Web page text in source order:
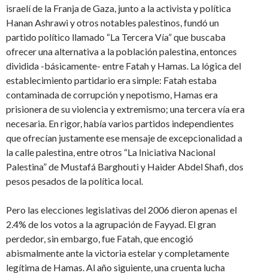
israelí de la Franja de Gaza, junto a la activista y política
Hanan Ashrawi y otros notables palestinos, fundó un
partido político llamado “La Tercera Vía” que buscaba
ofrecer una alternativa a la población palestina, entonces
dividida -básicamente- entre Fatah y Hamas. La lógica del
establecimiento partidario era simple: Fatah estaba
contaminada de corrupción y nepotismo, Hamas era
prisionera de su violencia y extremismo; una tercera vía era
necesaria. En rigor, había varios partidos independientes
que ofrecían justamente ese mensaje de excepcionalidad a
la calle palestina, entre otros “La Iniciativa Nacional
Palestina” de Mustafá Barghouti y Haider Abdel Shafi, dos
pesos pesados de la política local.
Pero las elecciones legislativas del 2006 dieron apenas el
2.4% de los votos a la agrupación de Fayyad. El gran
perdedor, sin embargo, fue Fatah, que encogió
abismalmente ante la victoria estelar y completamente
legítima de Hamas. Al año siguiente, una cruenta lucha